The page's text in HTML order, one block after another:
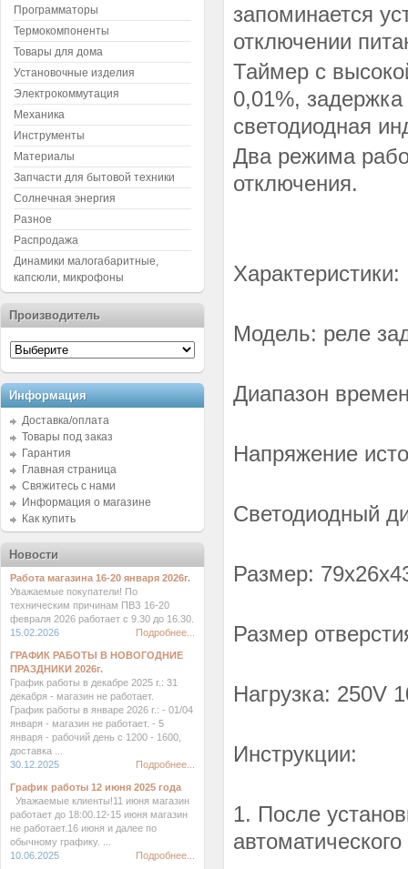
запоминается
отключении
Таймер с
0,01%,
светодиодная
Два режима
отключения.
Характеристики:
Модель: реле
Диапазон
Напряжение
Светодиодный
Размер:
Размер
Нагрузка: 250V
Инструкции:
1. После
Программаторы
Термокомпоненты
Товары для дома
Установочные изделия
Электрокоммутация
Механика
Инструменты
Материалы
Запчасти для бытовой техники
Солнечная энергия
Разное
Распродажа
Динамики малогабаритные,
капсюли, микрофоны
Производитель
Информация
Доставка/оплата
Товары под заказ
Гарантия
Главная страница
Свяжитесь с нами
Информация о магазине
Как купить
Новости
Работа магазина 16-20 января 2026г.
Уважаемые покупатели! По
техническим причинам ПВЗ 16-20
февраля 2026 работает с 9.30 до 16.30.
15.02.2026
Подробнее...
ГРАФИК РАБОТЫ В НОВОГОДНИЕ
ПРАЗДНИКИ 2026г.
График работы в декабре 2025 г.: 31
декабря - магазин не работает.
График работы в январе 2026 г.: - 01/04
января - магазин не работает. - 5
января - рабочий день с 1200 - 1600,
доставка ...
30.12.2025
Подробнее...
График работы 12 июня 2025 года
Уважаемые клиенты!11 июня магазин
работает до 18:00.12-15 июня магазин
не работает.16 июня и далее по
обычному графику. ...
10.06.2025
Подробнее...